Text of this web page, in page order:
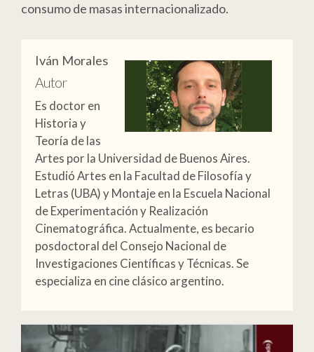
consumo de masas internacionalizado.
Iván Morales
Autor
Es doctor en
Historia y
Teoría de las
Artes por la Universidad de Buenos Aires.
Estudió Artes en la Facultad de Filosofía y
Letras (UBA) y Montaje en la Escuela Nacional
de Experimentación y Realización
Cinematográfica. Actualmente, es becario
posdoctoral del Consejo Nacional de
Investigaciones Científicas y Técnicas. Se
especializa en cine clásico argentino.